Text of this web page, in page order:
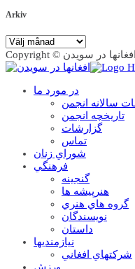
Arkiv
Arkiv
در مورد ما
سالانه انجمن
تاریخچه انجمن
گزارشات
تماس
شوراي زنان
فرهنگي
گنجينه
هنرپيشه ها
گروه هاي هنري
نويسندگان
داستان
نيازمنديها
شرکتهاي افغاني